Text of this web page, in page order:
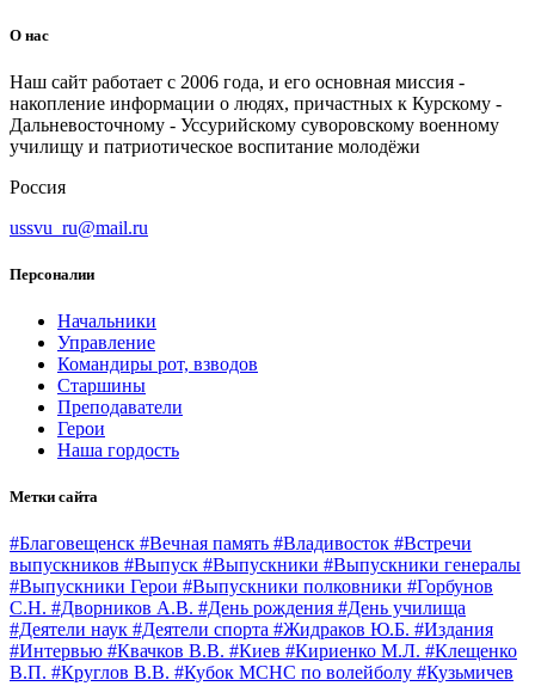
О нас
Наш сайт работает с 2006 года, и его основная миссия -
накопление информации о людях, причастных к Курскому -
Дальневосточному - Уссурийскому суворовскому военному
училищу и патриотическое воспитание молодёжи
Россия
ussvu_ru@mail.ru
Персоналии
Начальники
Управление
Командиры рот, взводов
Старшины
Преподаватели
Герои
Наша гордость
Метки сайта
#Благовещенск #Вечная память #Владивосток #Встречи
выпускников #Выпуск #Выпускники #Выпускники генералы
#Выпускники Герои #Выпускники полковники #Горбунов
С.Н. #Дворников А.В. #День рождения #День училища
#Деятели наук #Деятели спорта #Жидраков Ю.Б. #Издания
#Интервью #Квачков В.В. #Киев #Кириенко М.Л. #Клещенко
В.П. #Круглов В.В. #Кубок МСНС по волейболу #Кузьмичев